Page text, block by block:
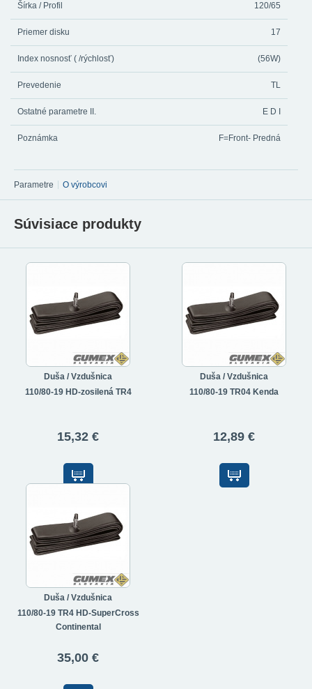
Šírka / Profil 120/65
Priemer disku 17
Index nosnosť ( /rýchlosť) (56W)
Prevedenie TL
Ostatné parametre II. E D I
Poznámka F=Front- Predná
Parametre O výrobcovi
Súvisiace produkty
Duša / Vzdušnica
110/80-19 HD-zosilená TR4
15,32 €
Duša / Vzdušnica
110/80-19 TR04 Kenda
12,89 €
Duša / Vzdušnica
110/80-19 TR4 HD-SuperCross
Continental
35,00 €